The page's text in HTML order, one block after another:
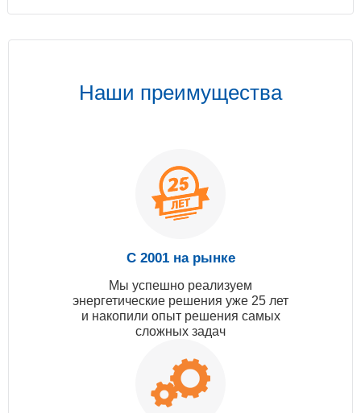
Наши преимущества
С 2001 на рынке
Мы успешно реализуем
энергетические решения уже 25 лет
и накопили опыт решения самых
сложных задач